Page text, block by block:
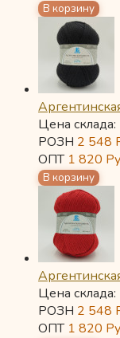
Цена склада:
РОЗН 2 548
ОПТ 1 820
Цена склада:
РОЗН 2 548
ОПТ 1 820